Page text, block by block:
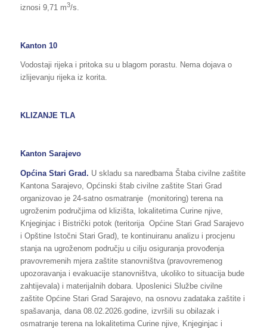
iznosi 9,71 m3/s.
Kanton 10
Vodostaji rijeka i pritoka su u blagom porastu. Nema dojava o
izlijevanju rijeka iz korita.
KLIZANJE TLA
Kanton Sarajevo
Općina Stari Grad. U skladu sa naredbama Štaba civilne zaštite
Kantona Sarajevo, Općinski štab civilne zaštite Stari Grad
organizovao je 24-satno osmatranje (monitoring) terena na
ugroženim područjima od klizišta, lokalitetima Curine njive,
Knjeginjac i Bistrički potok (teritorija Općine Stari Grad Sarajevo
i Opštine Istočni Stari Grad), te kontinuiranu analizu i procjenu
stanja na ugroženom području u cilju osiguranja provođenja
pravovremenih mjera zaštite stanovništva (pravovremenog
upozoravanja i evakuacije stanovništva, ukoliko to situacija bude
zahtijevala) i materijalnih dobara. Uposlenici Službe civilne
zaštite Općine Stari Grad Sarajevo, na osnovu zadataka zaštite i
spašavanja, dana 08.02.2026.godine, izvršili su obilazak i
osmatranje terena na lokalitetima Curine njive, Knjeginjac i